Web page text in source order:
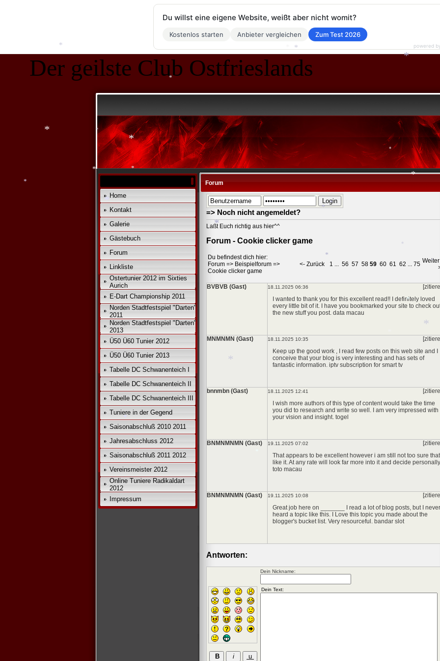
Der geilste Club Ostfrieslands
Home
Kontakt
Galerie
Gästebuch
Forum
Linkliste
Ostertunier 2012 im Sixties
Aurich
E-Dart Championship 2011
Norden Stadtfestspiel "Darten"
2011
Norden Stadtfestspiel "Darten"
2013
Ü50 Ü60 Tunier 2012
Ü50 Ü60 Tunier 2013
Tabelle DC Schwanenteich I
Tabelle DC Schwanenteich II
Tabelle DC Schwanenteich III
Tuniere in der Gegend
Saisonabschluß 2010 2011
Jahresabschluss 2012
Saisonabschluß 2011 2012
Vereinsmeister 2012
Online Tuniere Radikaldart
2012
Impressum
Forum
=> Noch nicht angemeldet?
Laßt Euch richtig aus hier^^
Forum - Cookie clicker game
Du befindest dich hier:
Forum => Beispielforum =>
Cookie clicker game
<- Zurück 1 ... 56 57 58 59 60 61 62 ... 75
BVBVB (Gast) 18.11.2025 06:36
I wanted to thank you for this excellent read!! I definitely loved
every little bit of it. I have you bookmarked your site to check
the new stuff you post. data macau
MNMNMN (Gast) 18.11.2025 10:35
Keep up the good work , I read few posts on this web site and I
conceive that your blog is very interesting and has sets of
fantastic information. iptv subscription for smart tv
bnnmbn (Gast) 18.11.2025 12:41
I wish more authors of this type of content would take the time
you did to research and write so well. I am very impressed with
your vision and insight. togel
BNMNMNMN (Gast) 19.11.2025 07:02
That appears to be excellent however i am still not too sure that I
like it. At any rate will look far more into it and decide
toto macau
BNMNMNMN (Gast) 19.11.2025 10:08
Great job here on _______ I read a lot of blog posts, but I never
heard a topic like this. I Love this topic you made about the
blogger's bucket list. Very resourceful. bandar slot
Antworten:
Dein Nickname:
Du willst eine eigene Website, weißt aber nicht womit?
Kostenlos starten Anbieter vergleichen Zum Test 2026
powered
*
*
*
*
*
*
*
*
*
*
*
*